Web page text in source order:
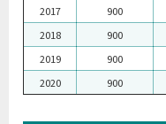
2017
900
2018
900
2019
900
2020
900